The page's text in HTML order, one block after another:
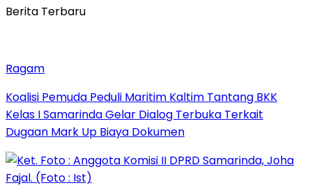
Berita Terbaru
Ragam
Koalisi Pemuda Peduli Maritim Kaltim Tantang BKK
Kelas I Samarinda Gelar Dialog Terbuka Terkait
Dugaan Mark Up Biaya Dokumen